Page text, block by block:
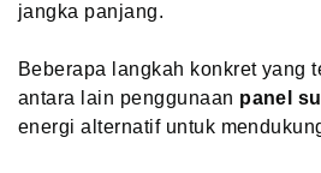
jangka panjang.
Beberapa langkah konkret yang
antara lain penggunaan panel
energi alternatif untuk